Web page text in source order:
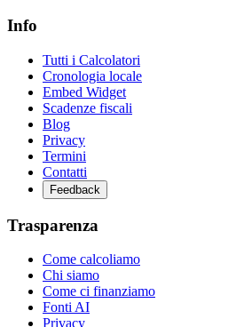
Info
Tutti i Calcolatori
Cronologia locale
Embed Widget
Scadenze fiscali
Blog
Privacy
Termini
Contatti
Feedback
Trasparenza
Come calcoliamo
Chi siamo
Come ci finanziamo
Fonti AI
Privacy